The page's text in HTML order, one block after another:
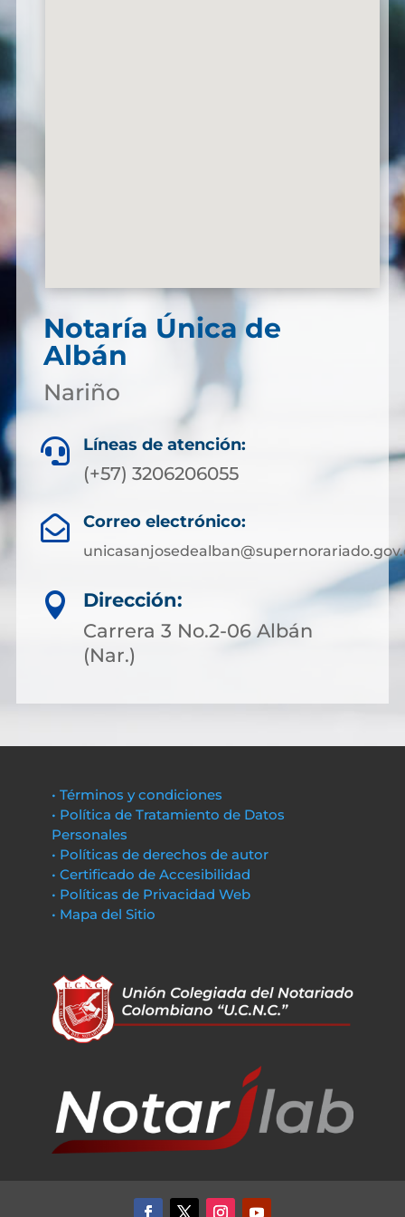
Notaría Única de
Albán
Nariño
 Líneas de atención:
(+57) 3206206055
 Correo electrónico:

Dirección:
Carrera 3 No.2-06 Albán
(Nar.)
• Términos y condiciones
• Política de Tratamiento de Datos
Personales
• Políticas de derechos de autor
• Certificado de Accesibilidad
• Políticas de Privacidad Web
• Mapa del Sitio